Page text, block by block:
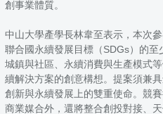
創事業體質。
中山大學產學長林韋至表示，本次
聯合國永續發展目標（SDGs）的
城鎮與社區、永續消費與生產模式
續解決方案的創意構想。提案須兼
創新與永續發展上的雙重使命。競
商業媒合外，還將整合創投對接、